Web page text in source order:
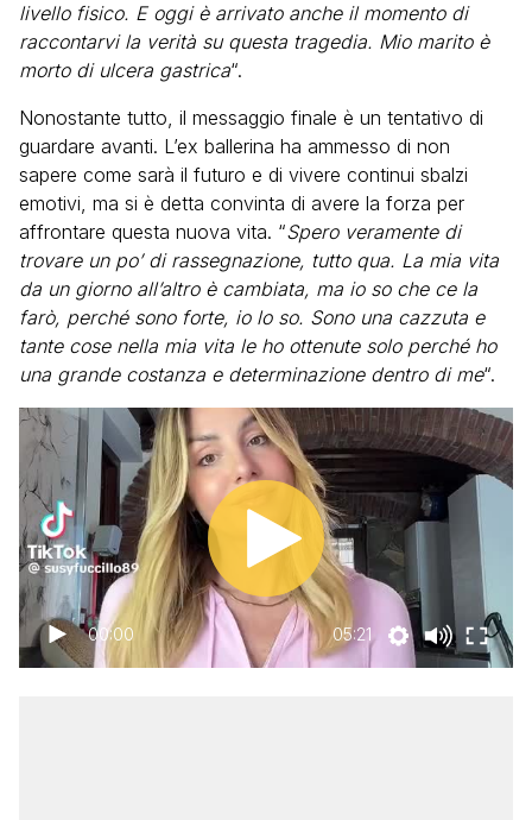
livello fisico. E oggi è arrivato anche il momento di
raccontarvi la verità su questa tragedia. Mio marito è
morto di ulcera gastrica“.
Nonostante tutto, il messaggio finale è un tentativo di
guardare avanti. L’ex ballerina ha ammesso di non
sapere come sarà il futuro e di vivere continui sbalzi
emotivi, ma si è detta convinta di avere la forza per
affrontare questa nuova vita. “Spero veramente di
trovare un po’ di rassegnazione, tutto qua. La mia vita
da un giorno all’altro è cambiata, ma io so che ce la
farò, perché sono forte, io lo so. Sono una cazzuta e
tante cose nella mia vita le ho ottenute solo perché ho
una grande costanza e determinazione dentro di me“.
00:00 05:21